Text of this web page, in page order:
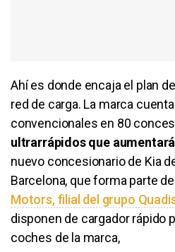
Ahí es donde encaja el plan
red de carga. La marca
convencionales en 80
ultrarrápidos que
nuevo concesionario de Kia
Barcelona, que forma parte de
Motors, filial del grupo
disponen de cargador rápido
coches de la marca,